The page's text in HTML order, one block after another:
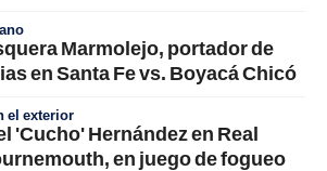
Marmolejo, portador de
en Santa Fe vs. Boyacá Chicó
el exterior
'Cucho' Hernández en Real
en juego de fogueo